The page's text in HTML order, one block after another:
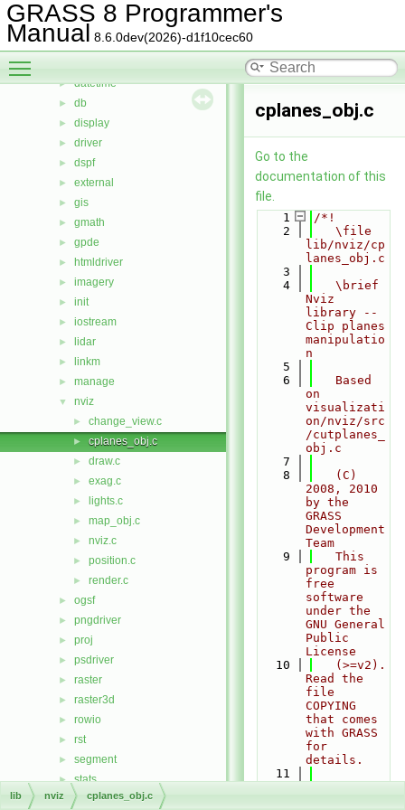
GRASS 8 Programmer's
Manual 8.6.0dev(2026)-d1f10cec60
► cairodriver
► calc
► cdhc
► datetime
► db
► display
► driver
► dspf
► external
► gis
► gmath
► gpde
► htmldriver
► imagery
► init
► iostream
► lidar
► linkm
► manage
▼ nviz
► change_view.c
► cplanes_obj.c
► draw.c
► exag.c
► lights.c
► map_obj.c
► nviz.c
► position.c
► render.c
► ogsf
► pngdriver
► proj
► psdriver
► raster
► raster3d
► rowio
► rst
► segment
► stats
► symbol
cplanes_obj.c
Go to the
documentation of this
file.
    1
/*!
    2
   \file
lib/nviz/cp
lanes_obj.c
    3
    4
   \brief
Nviz
library --
Clip planes
manipulatio
n
    5
    6
   Based
on
visualizati
on/nviz/src
/cutplanes_
obj.c
    7
    8
   (C)
2008, 2010
by the
GRASS
Development
Team
    9
   This
program is
free
software
under the
GNU General
Public
License
   10
   (>=v2).
Read the
file
COPYING
that comes
with GRASS
for
details.
   11
lib nviz cplanes_obj.c